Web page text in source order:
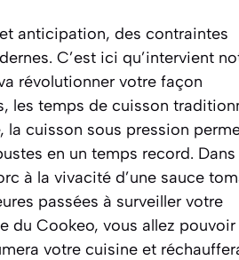
anticipation, des contraintes
C’est ici qu’intervient
révolutionner votre façon
les temps de cuisson
la cuisson sous pression
en un temps record. Dans
à la vivacité d’une sauce
passées à surveiller votre
du Cookeo, vous allez pouvoir
votre cuisine et